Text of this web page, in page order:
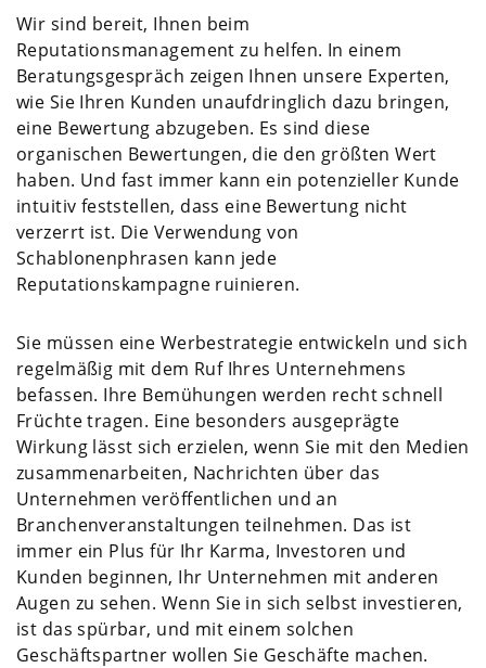
Wir sind bereit, Ihnen beim
Reputationsmanagement zu helfen. In einem
Beratungsgespräch zeigen Ihnen unsere Experten,
wie Sie Ihren Kunden unaufdringlich dazu bringen,
eine Bewertung abzugeben. Es sind diese
organischen Bewertungen, die den größten Wert
haben. Und fast immer kann ein potenzieller Kunde
intuitiv feststellen, dass eine Bewertung nicht
verzerrt ist. Die Verwendung von
Schablonenphrasen kann jede
Reputationskampagne ruinieren.
Sie müssen eine Werbestrategie entwickeln und sich
regelmäßig mit dem Ruf Ihres Unternehmens
befassen. Ihre Bemühungen werden recht schnell
Früchte tragen. Eine besonders ausgeprägte
Wirkung lässt sich erzielen, wenn Sie mit den Medien
zusammenarbeiten, Nachrichten über das
Unternehmen veröffentlichen und an
Branchenveranstaltungen teilnehmen. Das ist
immer ein Plus für Ihr Karma, Investoren und
Kunden beginnen, Ihr Unternehmen mit anderen
Augen zu sehen. Wenn Sie in sich selbst investieren,
ist das spürbar, und mit einem solchen
Geschäftspartner wollen Sie Geschäfte machen.